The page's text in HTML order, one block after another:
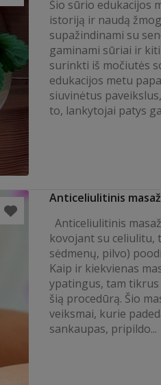
Šio sūrio edukacijos
istoriją ir naudą
supažindinami su
gaminami sūriai ir
surinkti iš močiutės
edukacijos metu
siuvinėtus
to, lankytojai patys
Anticeliulitinis
Anticeliulitinis
kovojant su celiulitu,
sėdmenų, pilvo)
Kaip ir kiekvienas
ypatingus, tam
šią procedūrą. Šio
veiksmai, kurie
sankaupas, pripildo...